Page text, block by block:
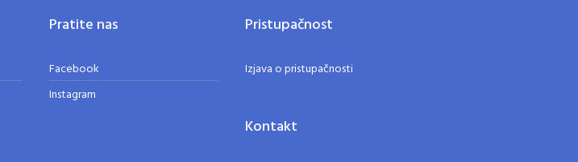
Pratite nas
Facebook
Instagram
Pristupačnost
Izjava o pristupačnosti
Kontakt